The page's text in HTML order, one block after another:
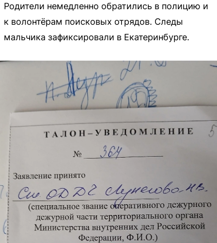
Родители немедленно обратились в полицию и
к волонтёрам поисковых отрядов. Следы
мальчика зафиксировали в Екатеринбурге.